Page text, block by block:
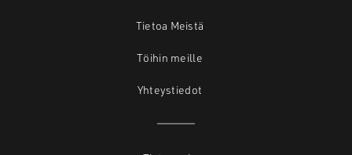
Tietoa Meistä
Töihin meille
Yhteystiedot